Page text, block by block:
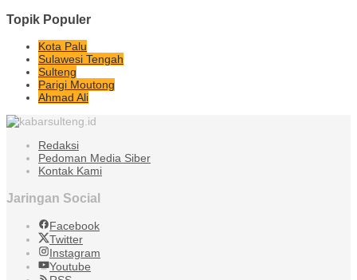
Topik Populer
Kota Palu
Sulawesi Tengah
Sulteng
Parigi Moutong
Ahmad Ali
Redaksi
Pedoman Media Siber
Kontak Kami
Jaringan Social
Facebook
Twitter
Instagram
Youtube